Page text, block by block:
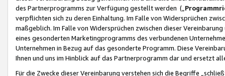
des Partnerprogramms zur Verfügung gestellt werden („
verpflichten sich zu deren Einhaltung. Im Falle von Widersprüchen
maßgeblich. Im Falle von Widersprüchen zwischen dieser
eines gesonderten Marketingprogramms des verbundenen
Unternehmen in Bezug auf das gesonderte Programm. Diese
Ihnen und uns im Hinblick auf das Partnerprogramm dar und ersetzt
Für die Zwecke dieser Vereinbarung verstehen sich die Begriffe